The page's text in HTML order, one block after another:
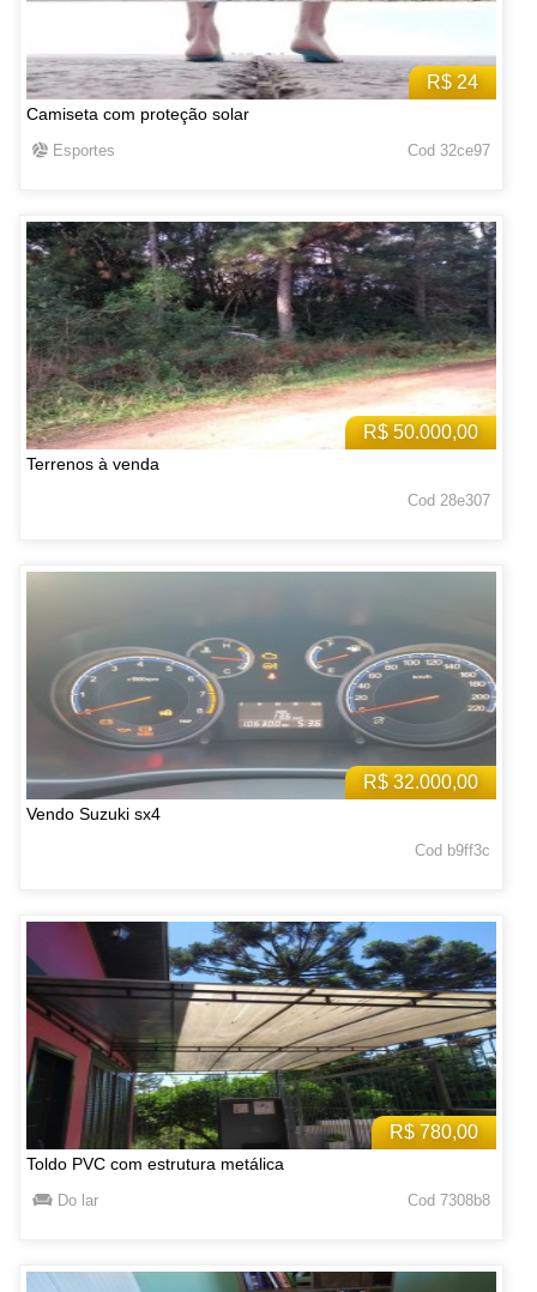
R$ 24
Camiseta com proteção solar
Esportes Cod 32ce97
R$ 50.000,00
Terrenos à venda
Cod 28e307
R$ 32.000,00
Vendo Suzuki sx4
Cod b9ff3c
R$ 780,00
Toldo PVC com estrutura metálica
Do lar Cod 7308b8